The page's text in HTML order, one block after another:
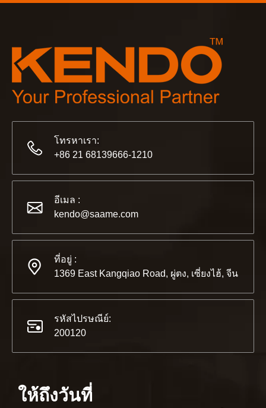
KENDO ในงานโคโลญจน์ 2023
2565-11-21
พันธมิตรและเพื่อน ๆ เรามีข่าวดีที่จะแบ่งปันกับคุณ⚒ เราจะไ
โทรหาเรา:
+86 21 68139666-1210
อีเมล :
kendo@saame.com
ที่อยู่ :
1369 East Kangqiao Road, ผู่ตง, เซี่ยงไฮ้, จีน
รหัสไปรษณีย์:
200120
ให้ถึงวันที่